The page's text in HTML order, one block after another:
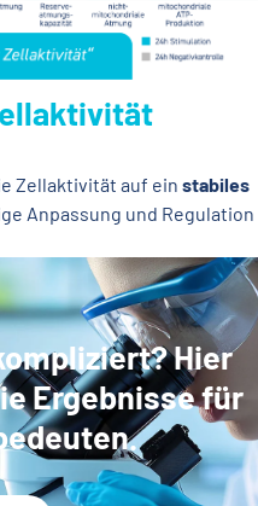
Zellaktivität auf ein stabiles
Anpassung und Regulation
Hier
Ergebnisse für